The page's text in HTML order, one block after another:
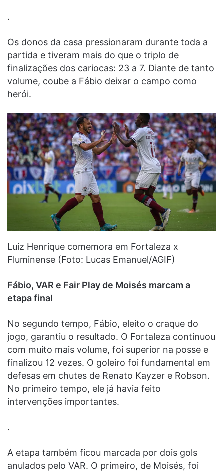
.
Os donos da casa pressionaram durante toda a
partida e tiveram mais do que o triplo de
finalizações dos cariocas: 23 a 7. Diante de tanto
volume, coube a Fábio deixar o campo como
herói.
Luiz Henrique comemora em Fortaleza x
Fluminense (Foto: Lucas Emanuel/AGIF)
Fábio, VAR e Fair Play de Moisés marcam a
etapa final
No segundo tempo, Fábio, eleito o craque do
jogo, garantiu o resultado. O Fortaleza continuou
com muito mais volume, foi superior na posse e
finalizou 12 vezes. O goleiro foi fundamental em
defesas em chutes de Renato Kayzer e Robson.
No primeiro tempo, ele já havia feito
intervenções importantes.
.
A etapa também ficou marcada por dois gols
anulados pelo VAR. O primeiro, de Moisés, foi